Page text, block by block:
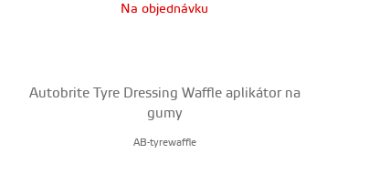
Na objednávku
Autobrite Tyre Dressing Waffle aplikátor na
gumy
AB-tyrewaffle